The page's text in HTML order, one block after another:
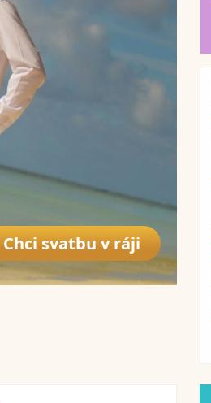
Chci svatbu v ráji